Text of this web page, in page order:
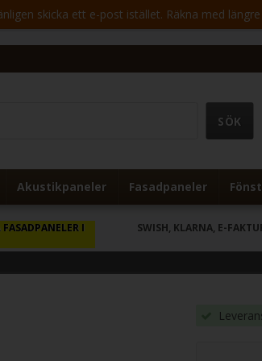
skicka ett e-post istället. Räkna med
Akustikpaneler Fasadpaneler
I
SWISH, KLARNA, E-